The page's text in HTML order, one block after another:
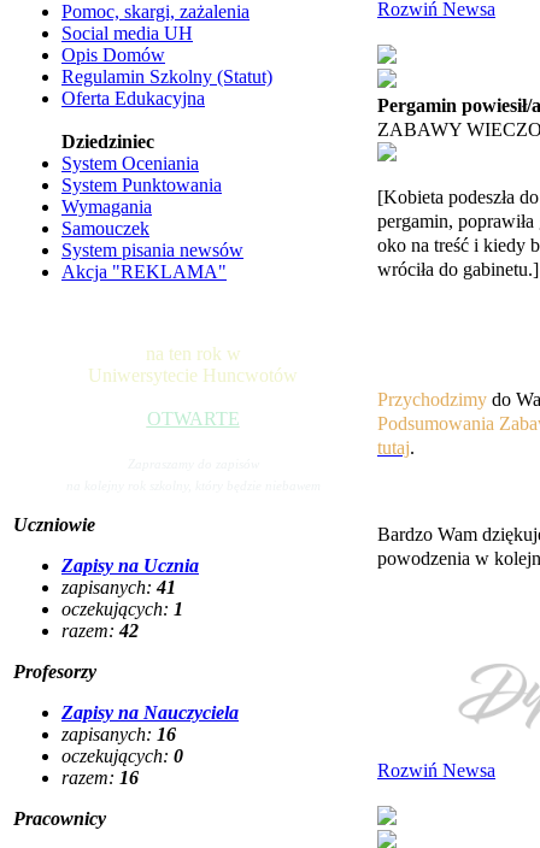
Pomoc, skargi, zażalenia
Social media UH
Opis Domów
Regulamin Szkolny (Statut)
Oferta Edukacyjna
Dziedziniec
System Oceniania
System Punktowania
Wymagania
Samouczek
System pisania newsów
Akcja "REKLAMA"
na ten rok w
Uniwersytecie Huncwotów
OTWARTE
Uczniowie
Zapisy na Ucznia
zapisanych:41
oczekujących: 1
razem:42
Profesorzy
Zapisy na Nauczyciela
zapisanych: 16
oczekujących: 0
razem: 16
Pracownicy
Rozwiń Newsa
Pergamin powiesił/
ZABAWY
[Kobieta podeszła
pergamin, poprawiła
oko na treść i kiedy
wróciła do gabinetu.]
Przychodzimy do
Podsumowania
tutaj.
Bardzo Wam
powodzenia w
Rozwiń Newsa